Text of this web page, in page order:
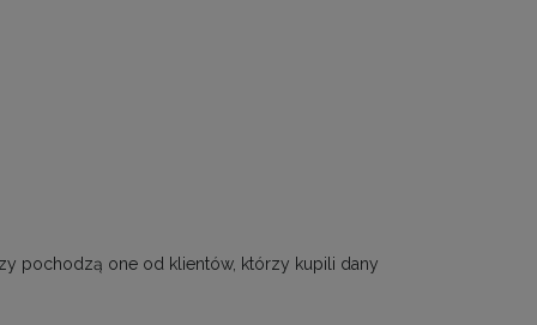
pochodzą one od klientów, którzy kupili dany